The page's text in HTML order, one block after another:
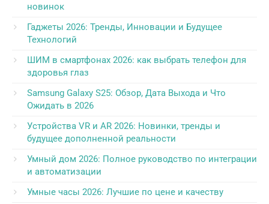
новинок
Гаджеты 2026: Тренды, Инновации и Будущее
Технологий
ШИМ в смартфонах 2026: как выбрать телефон для
здоровья глаз
Samsung Galaxy S25: Обзор, Дата Выхода и Что
Ожидать в 2026
Устройства VR и AR 2026: Новинки, тренды и
будущее дополненной реальности
Умный дом 2026: Полное руководство по интеграции
и автоматизации
Умные часы 2026: Лучшие по цене и качеству